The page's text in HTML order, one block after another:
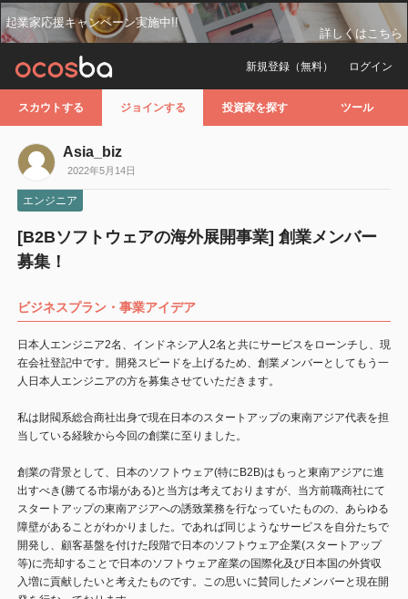
起業家応援キャンペーン実施中!!
詳しくはこちら
ログイン
新規登録（無料）
スカウトする ジョインする 投資家を探す ツール
Asia_biz
2022年5月14日
エンジニア
[B2Bソフトウェアの海外展開事業] 創業メンバー
募集！
ビジネスプラン・事業アイデア
日本人エンジニア2名、インドネシア人2名と共にサービスをローンチし、現
在会社登記中です。開発スピードを上げるため、創業メンバーとしてもう一
人日本人エンジニアの方を募集させていただきます。
私は財閥系総合商社出身で現在日本のスタートアップの東南アジア代表を担
当している経験から今回の創業に至りました。
創業の背景として、日本のソフトウェア(特にB2B)はもっと東南アジアに進
出すべき(勝てる市場がある)と当方は考えておりますが、当方前職商社にて
スタートアップの東南アジアへの誘致業務を行なっていたものの、あらゆる
障壁があることがわかりました。であれば同じようなサービスを自分たちで
開発し、顧客基盤を付けた段階で日本のソフトウェア企業(スタートアップ
等)に売却することで日本のソフトウェア産業の国際化及び日本国の外貨収
入増に貢献したいと考えたものです。この思いに賛同したメンバーと現在開